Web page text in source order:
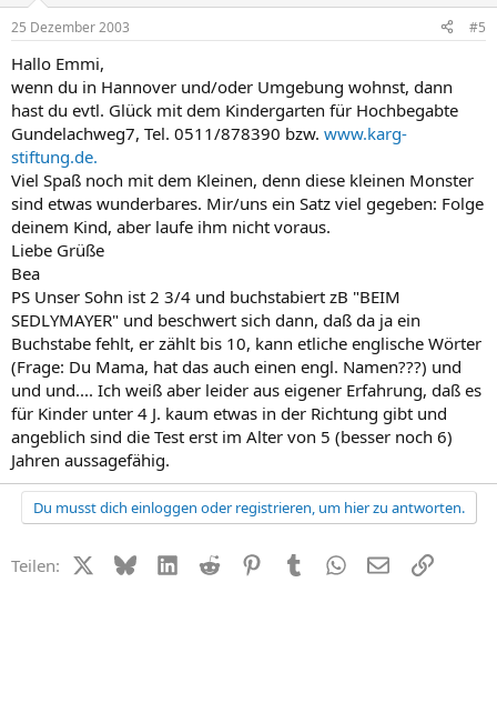
25 Dezember 2003 #5
Hallo Emmi,
wenn du in Hannover und/oder Umgebung wohnst, dann
hast du evtl. Glück mit dem Kindergarten für Hochbegabte
Gundelachweg7, Tel. 0511/878390 bzw. www.karg-
stiftung.de.
Viel Spaß noch mit dem Kleinen, denn diese kleinen Monster
sind etwas wunderbares. Mir/uns ein Satz viel gegeben: Folge
deinem Kind, aber laufe ihm nicht voraus.
Liebe Grüße
Bea
PS Unser Sohn ist 2 3/4 und buchstabiert zB "BEIM
SEDLYMAYER" und beschwert sich dann, daß da ja ein
Buchstabe fehlt, er zählt bis 10, kann etliche englische Wörter
(Frage: Du Mama, hat das auch einen engl. Namen???) und
und und.... Ich weiß aber leider aus eigener Erfahrung, daß es
für Kinder unter 4 J. kaum etwas in der Richtung gibt und
angeblich sind die Test erst im Alter von 5 (besser noch 6)
Jahren aussagefähig.
Du musst dich einloggen oder registrieren, um hier zu antworten.
Teilen: X (Twitter)
BlueskyLinkedIn
Reddit PinterestTumblr WhatsApp
E-MailLink